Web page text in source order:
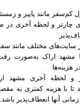
کم‌سفر مانند پاییز و
چارتر و لحظه آخری
سایت‌های مختلف مانند
مشهد اراک به‌صورت
هزینه‌ها
و لحظه آخری مشهد
با هزینه کمتری به
آنها انعطاف‌پذیر باشد.